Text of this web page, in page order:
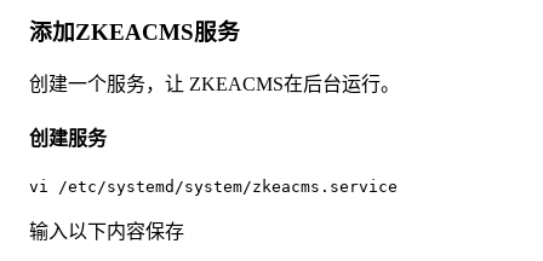
添加ZKEACMS服务
创建一个服务，让 ZKEACMS在后台运行。
创建服务
vi /etc/systemd/system/zkeacms.service
输入以下内容保存